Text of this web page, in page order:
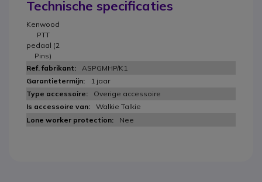
Technische specificaties
Kenwood
PTT
pedaal (2
Pins)
ASPGMHP/K1
1 jaar
Overige accessoire
Walkie Talkie
Nee